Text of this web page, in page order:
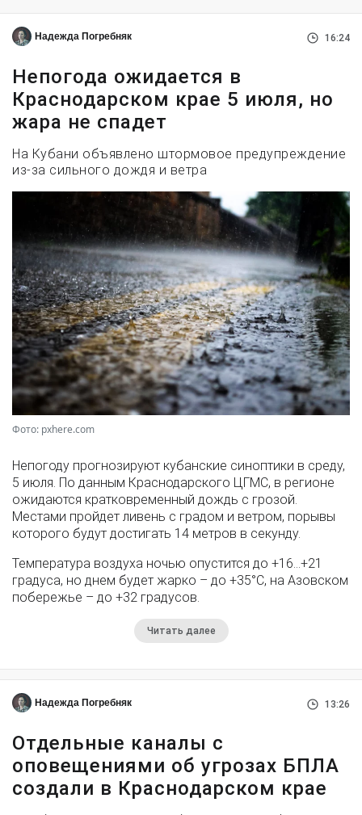
Надежда Погребняк 16:24
Непогода ожидается в
Краснодарском крае 5 июля, но
жара не спадет
На Кубани объявлено штормовое предупреждение
из-за сильного дождя и ветра
Фото: pxhere.com
Непогоду прогнозируют кубанские синоптики в среду,
5 июля. По данным Краснодарского ЦГМС, в регионе
ожидаются кратковременный дождь с грозой.
Местами пройдет ливень с градом и ветром, порывы
которого будут достигать 14 метров в секунду.
Температура воздуха ночью опустится до +16…+21
градуса, но днем будет жарко – до +35°С, на Азовском
побережье – до +32 градусов.
Читать далее
Надежда Погребняк 13:26
Отдельные каналы с
оповещениями об угрозах БПЛА
создали в Краснодарском крае